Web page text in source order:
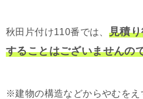
秋田片付け110番では、 見積
することはございませんの
※建物の構造などからやむを